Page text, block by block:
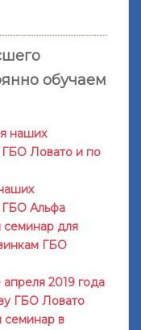
обучаем
наших
ГБО Ловато и по
ГБО Альфа
для
ГБО
2019 года
ГБО Ловато
в